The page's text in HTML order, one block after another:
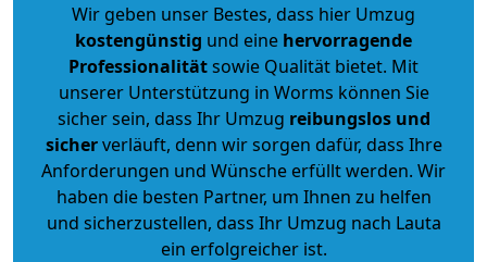
Wir geben unser Bestes, dass hier Umzug
kostengünstig und eine hervorragende
Professionalitätsowie Qualität bietet. Mit
unserer Unterstützung in Worms können Sie
sicher sein, dass Ihr Umzug reibungslos und
sicherverläuft, denn wir sorgen dafür, dass Ihre
Anforderungen und Wünsche erfüllt werden. Wir
haben die besten Partner, um Ihnen zu helfen
und sicherzustellen, dass Ihr Umzug nach Lauta
ein erfolgreicher ist.